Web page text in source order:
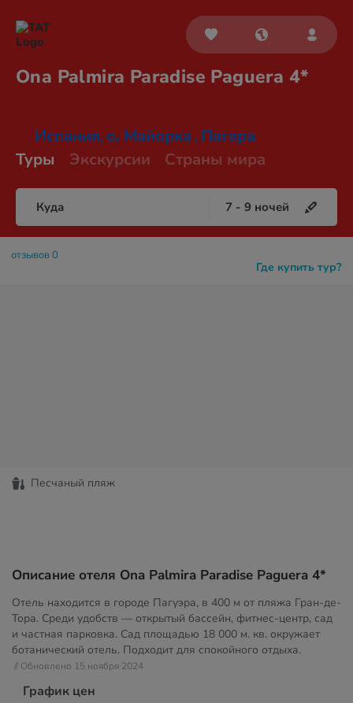
Ona Palmira Paradise Paguera 4*
Испания, о. Майорка , Пагера
Туры
Экскурсии Страны мира
Куда 7 - 9 ночей
Где купить тур?
отзывов 0
Песчаный пляж
Описание отеля Ona Palmira Paradise Paguera 4*
Отель находится в городе Пагуэра, в 400 м от пляжа Гран-де-
Тора. Среди удобств — открытый бассейн, фитнес-центр, сад
и частная парковка. Сад площадью 18 000 м. кв. окружает
ботанический отель. Подходит для спокойного отдыха.
// Обновлено 15 ноября 2024
График цен